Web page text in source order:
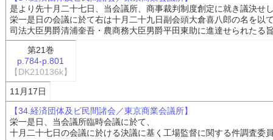
是より先十月二十七日、当会議所、商事裁判制度創定に就き議決せ
栄一是日の会議に於て右は十月二十九日副会頭大倉喜八郎の名を以
司法大臣男爵清浦奎吾・農商務大臣男爵平田東助に進達せられたる
第21巻
p.784-p.801
【DK210136k】
11月17日
【34.経済団体及ビ民間諸会／東京商業会議所】
栄一是日、当会議所臨時会議に於て、
十月二十七日の会議に於ける決議に基く工場監督に関する件調査委